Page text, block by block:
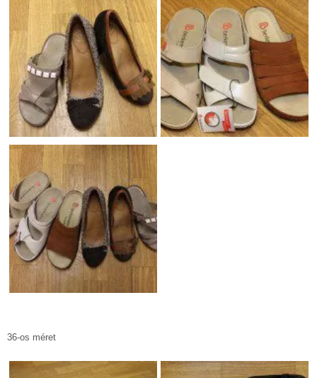
36-os méret